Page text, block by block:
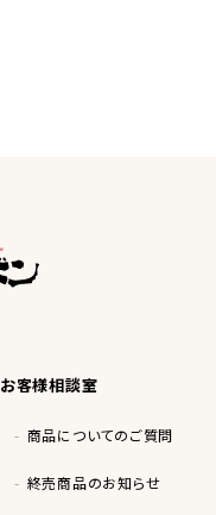
お客様相談室
商品についてのご質問
終売商品のお知らせ